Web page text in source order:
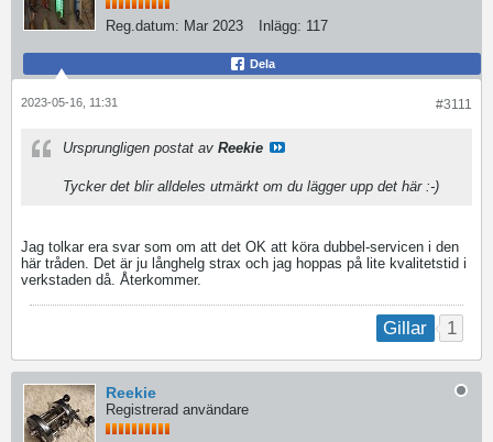
Reg.datum: Mar 2023 Inlägg: 117
Dela
#3111
2023-05-16, 11:31
Ursprungligen postat av Reekie
Tycker det blir alldeles utmärkt om du lägger upp det här :⁠-⁠)
Jag tolkar era svar som om att det OK att köra dubbel-servicen i den
här tråden. Det är ju långhelg strax och jag hoppas på lite kvalitetstid i
verkstaden då. Återkommer.
Gillar 1
Reekie
Registrerad användare